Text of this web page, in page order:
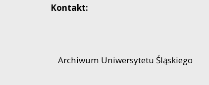
Kontakt:
Archiwum Uniwersytetu Śląskiego